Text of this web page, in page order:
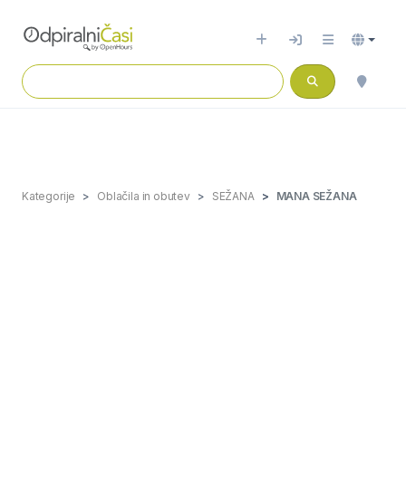
Kategorije Oblačila in obutev SEŽANA MANA SEŽANA